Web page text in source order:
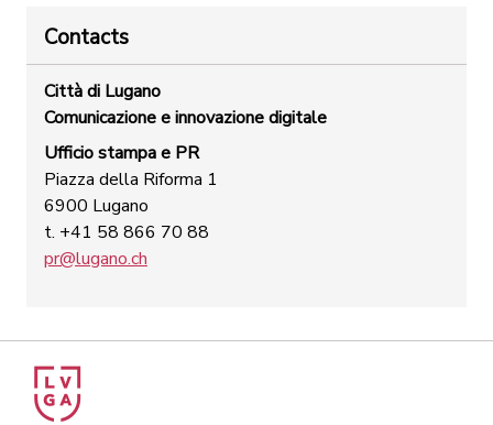
Contacts
Città di Lugano
Comunicazione e innovazione digitale
Ufficio stampa e PR
Piazza della Riforma 1
6900 Lugano
t. +41 58 866 70 88
pr@lugano.ch